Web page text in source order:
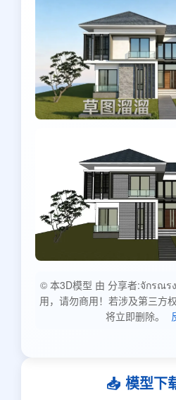
© 本3D模型 由 分享者:จักรณร
用，请勿商用！若涉及第三方
将立即删除。
📥 模型下